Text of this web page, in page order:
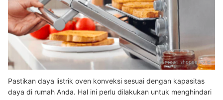
Sumber: shopee.co.id
Pastikan daya listrik oven konveksi sesuai dengan kapasitas
daya di rumah Anda. Hal ini perlu dilakukan untuk menghindari